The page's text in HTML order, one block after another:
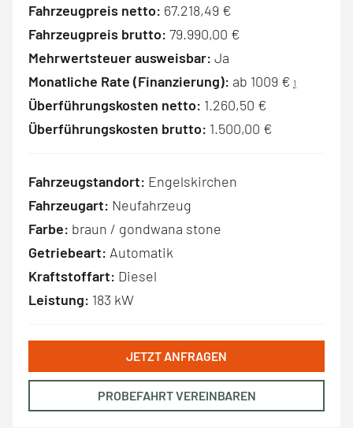
Fahrzeugpreis netto: 67.218,49 €
Fahrzeugpreis brutto: 79.990,00 €
Mehrwertsteuer ausweisbar: Ja
Monatliche Rate (Finanzierung): ab 1009 € 1
Überführungskosten netto: 1.260,50 €
Überführungskosten brutto: 1.500,00 €
Fahrzeugstandort: Engelskirchen
Fahrzeugart: Neufahrzeug
Farbe: braun / gondwana stone
Getriebeart: Automatik
Kraftstoffart: Diesel
Leistung: 183 kW
JETZT ANFRAGEN
PROBEFAHRT VEREINBAREN